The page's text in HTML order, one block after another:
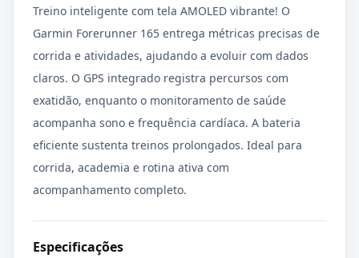
Treino inteligente com tela AMOLED vibrante! O
Garmin Forerunner 165 entrega métricas precisas de
corrida e atividades, ajudando a evoluir com dados
claros. O GPS integrado registra percursos com
exatidão, enquanto o monitoramento de saúde
acompanha sono e frequência cardíaca. A bateria
eficiente sustenta treinos prolongados. Ideal para
corrida, academia e rotina ativa com
acompanhamento completo.
Especificações